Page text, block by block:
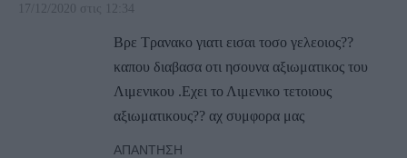
17/12/2020 στις 12:34
Βρε Τρανακο γιατι εισαι τοσο γελεοιος??
καπου διαβασα οτι ησουνα αξιωματικος του
Λιμενικου .Εχει το Λιμενικο τετοιους
αξιωματικους?? αχ συμφορα μας
ΑΠΆΝΤΗΣΗ